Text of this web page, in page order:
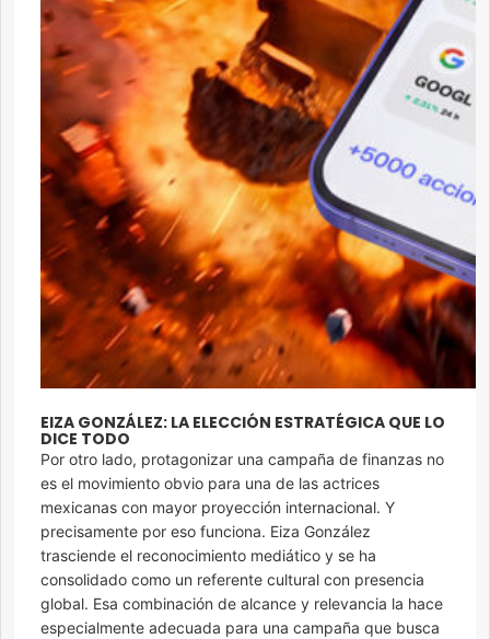
EIZA GONZÁLEZ: LA ELECCIÓN ESTRATÉGICA QUE LO
DICE TODO
Por otro lado, protagonizar una campaña de finanzas no
es el movimiento obvio para una de las actrices
mexicanas con mayor proyección internacional. Y
precisamente por eso funciona. Eiza González
trasciende el reconocimiento mediático y se ha
consolidado como un referente cultural con presencia
global. Esa combinación de alcance y relevancia la hace
especialmente adecuada para una campaña que busca